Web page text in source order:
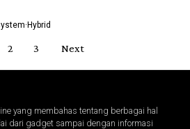
·Hybrid
2 3 Next
yang membahas tentang berbagai hal
dari gadget sampai dengan informasi